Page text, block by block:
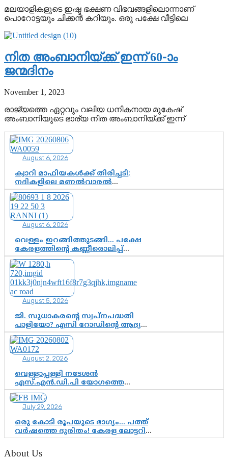
മലയാളികളുടെ ഇഷ്ട ഭക്ഷണ വിഭവങ്ങളിലൊന്നാണ്
പൊറോട്ടയും ചിക്കൻ കറിയും. ഒരു പക്ഷേ വീട്ടിലെ
നിത അംബാനിയ്ക്ക് ഇന്ന് 60-‍ാം
ജന്മദിനം
November 1, 2023
രാജ്യത്തെ ഏറ്റവും വലിയ ധനികനായ മുകേഷ്
അംബാനിയുടെ ഭാര്യ നിത അംബാനിയ്ക്ക് ഇന്ന്
August 6, 2026
ക്വാറി മാഫിയകൾക്ക് തിരിച്ചടി;
നദികളിലെ മണൽവാരൽ
പുനരാരംഭിക്കാൻ വി.ഡി. സർക്കാർ
തീരുമാനം
August 6, 2026
വെള്ളം ഇറങ്ങിത്തുടങ്ങി… പക്ഷേ
കേരളത്തിന്റെ കണ്ണീരൊലിപ്പ്
എന്നവസാനിക്കും?
August 5, 2026
ജി. സുധാകരന്റെ സ്വപ്നപദ്ധതി
പാളിയോ? എസി റോഡിന്റെ ആദ്യ
പ്രളയപരീക്ഷയിൽ ഉയരുന്നത്
ഗുരുതര ചോദ്യങ്ങൾ
August 2, 2026
വെള്ളാപ്പള്ളി നടേശൻ
എസ്.എൻ.ഡി.പി യോഗത്തെ
ദുരുപയോഗം ചെയ്യുന്നു;
ശ്രീനാരായണ പ്രസ്ഥാനത്തെ
കാർന്നുതിന്നുന്ന വിഷവിത്ത്:
ഗോകുലം ഗോപാലൻ
July 29, 2026
ഒരു കോടി രൂപയുടെ ഭാഗ്യം… പത്ത്
വർഷത്തെ ദുരിതം! കേരള ലോട്ടറി
സംവിധാനത്തെ ചോദ്യം ചെയ്ത്
കോയയുടെ പോരാട്ടം
About Us